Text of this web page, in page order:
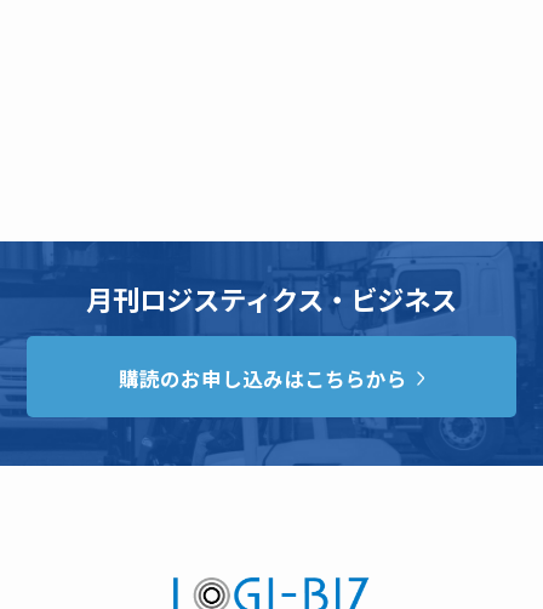
月刊ロジスティクス・ビジネス
購読のお申し込みはこちらから